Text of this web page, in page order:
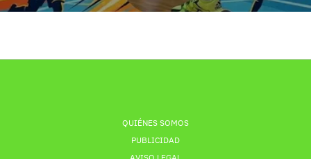
QUIÉNES SOMOS
PUBLICIDAD